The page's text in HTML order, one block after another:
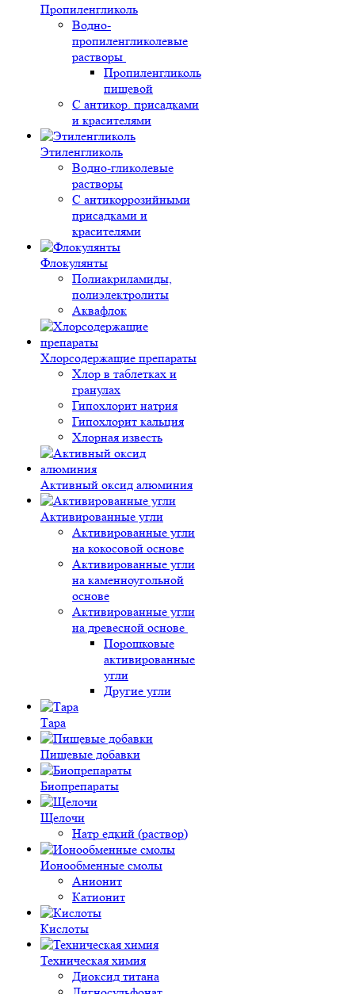
Пропиленгликоль
Водно-
пропиленгликолевые
растворы
Пропиленгликоль
пищевой
С антикор. присадками
и красителями
Этиленгликоль
Водно-гликолевые
растворы
С антикоррозийными
присадками и
красителями
Флокулянты
Полиакриламиды,
полиэлектролиты
Аквафлок
Хлорсодержащие препараты
Хлор в таблетках и
гранулах
Гипохлорит натрия
Гипохлорит кальция
Хлорная известь
Активный оксид алюминия
Активированные угли
Активированные угли
на кокосовой основе
Активированные угли
на каменноугольной
основе
Активированные угли
на древесной основе
Порошковые
активированные
угли
Другие угли
Тара
Пищевые добавки
Биопрепараты
Щелочи
Натр едкий (раствор)
Ионообменные смолы
Анионит
Катионит
Кислоты
Техническая химия
Диоксид титана